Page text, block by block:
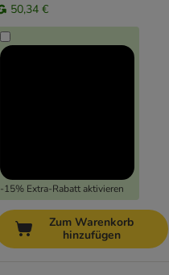
50,34 €
-15% Extra-Rabatt aktivieren
Zum Warenkorb
hinzufügen